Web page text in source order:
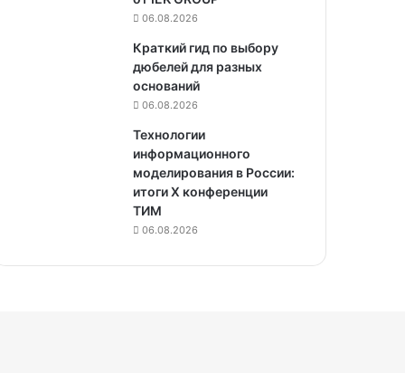
06.08.2026
Краткий гид по выбору
дюбелей для разных
оснований
06.08.2026
Технологии
информационного
моделирования в России:
итоги X конференции
ТИМ
06.08.2026